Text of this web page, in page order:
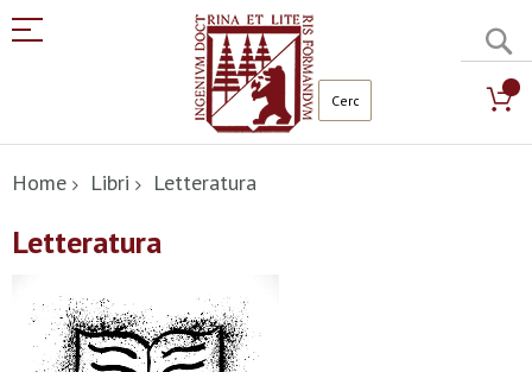
al
contenuto
Home Libri Letteratura
Letteratura